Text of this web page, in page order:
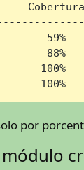
88%
100%
100%
por